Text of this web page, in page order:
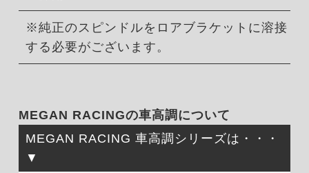
※純正のスピンドルをロアブラケットに溶接
する必要がございます。
MEGAN RACINGの車高調について
MEGAN RACING 車高調シリーズは・・・